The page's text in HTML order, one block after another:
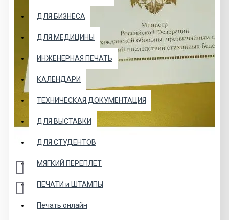
ДЛЯ БИЗНЕСА
ДЛЯ МЕДИЦИНЫ
ИНЖЕНЕРНАЯ ПЕЧАТЬ
КАЛЕНДАРИ
ТЕХНИЧЕСКАЯ ДОКУМЕНТАЦИЯ
ДЛЯ ВЫСТАВКИ
ДЛЯ СТУДЕНТОВ
МЯГКИЙ ПЕРЕПЛЕТ
ПЕЧАТИ и ШТАМПЫ
Печать онлайн